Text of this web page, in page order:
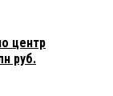
центр
руб.